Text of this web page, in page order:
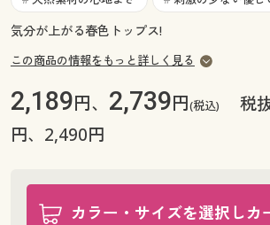
お気に入り
サポート
ご利用ガイド
サポート
ご利用ガイド
よくある質問とお問い合わせ
気分が上がる春色トップス!
この商品の情報をもっと詳しく見る
2,189円、 2,739円(税込)
税
円、2,490円
カラー・サイズを選択しカ